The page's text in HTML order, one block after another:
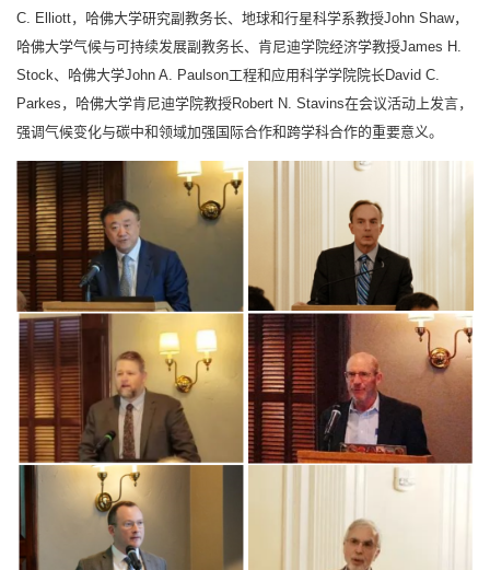
C. Elliott，哈佛大学研究副教务长、地球和行星科学系教授John Shaw，
哈佛大学气候与可持续发展副教务长、肯尼迪学院经济学教授James H.
Stock、哈佛大学John A. Paulson工程和应用科学学院院长David C.
Parkes，哈佛大学肯尼迪学院教授Robert N. Stavins在会议活动上发言，
强调气候变化与碳中和领域加强国际合作和跨学科合作的重要意义。